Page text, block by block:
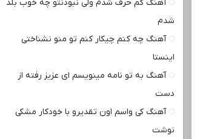
آهنگ کم حرف شدم ولی نبودنتو چه خوب بلد
شدم
آهنگ چه کنم چیکار کنم تو منو نشناختی
اینستا
آهنگ به تو نامه مینویسم ای عزیز رفته از
دست
آهنگ کی واسم اون تقدیرو با خودکار مشکی
نوشت